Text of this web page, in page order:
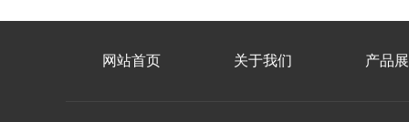
网站首页 关于我们 产品